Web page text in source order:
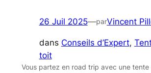
26 Juil 2025—parVincent
dans Conseils d’Expert,
toit
Vous partez en road trip avec une tente